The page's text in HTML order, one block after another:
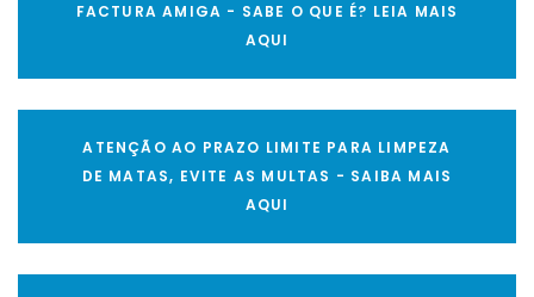
FACTURA AMIGA - SABE O QUE É? LEIA MAIS
AQUI
ATENÇÃO AO PRAZO LIMITE PARA LIMPEZA
DE MATAS, EVITE AS MULTAS - SAIBA MAIS
AQUI